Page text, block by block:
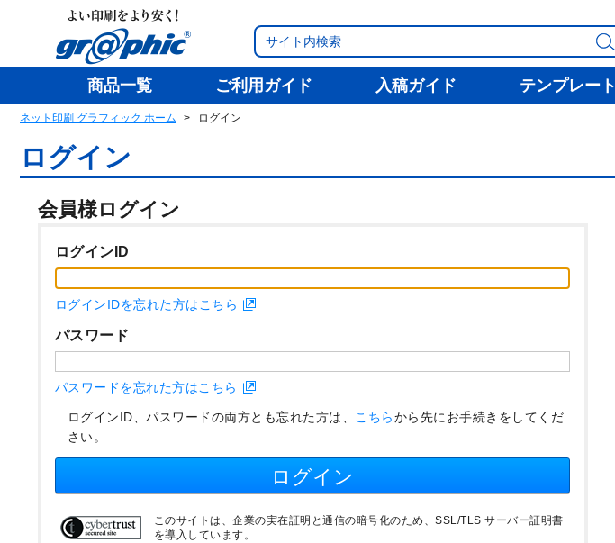
商品一覧 ご利用ガイド 入稿ガイド テンプレート
ネット印刷 グラフィック ホーム ログイン
ログイン
会員様ログイン
ログインID
ログインIDを忘れた方はこちら
パスワード
パスワードを忘れた方はこちら
ログインID、パスワードの両方とも忘れた方は、 こちらから先にお手続きをしてくだ
さい。
ログイン
このサイトは、企業の実在証明と通信の暗号化のため、SSL/TLS サーバー証明書
を導入しています。